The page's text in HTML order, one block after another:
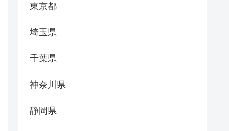
東京都
埼玉県
千葉県
神奈川県
静岡県